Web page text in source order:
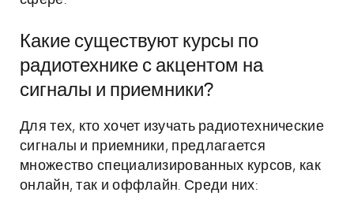
Какие существуют курсы по
радиотехнике с акцентом на
сигналы и приемники?
Для тех, кто хочет изучать радиотехнические
сигналы и приемники, предлагается
множество специализированных курсов, как
онлайн, так и оффлайн. Среди них: